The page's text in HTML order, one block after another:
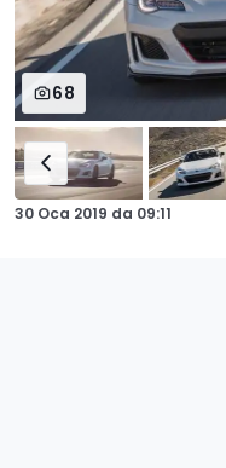
68
30 Oca 2019 da 09:11